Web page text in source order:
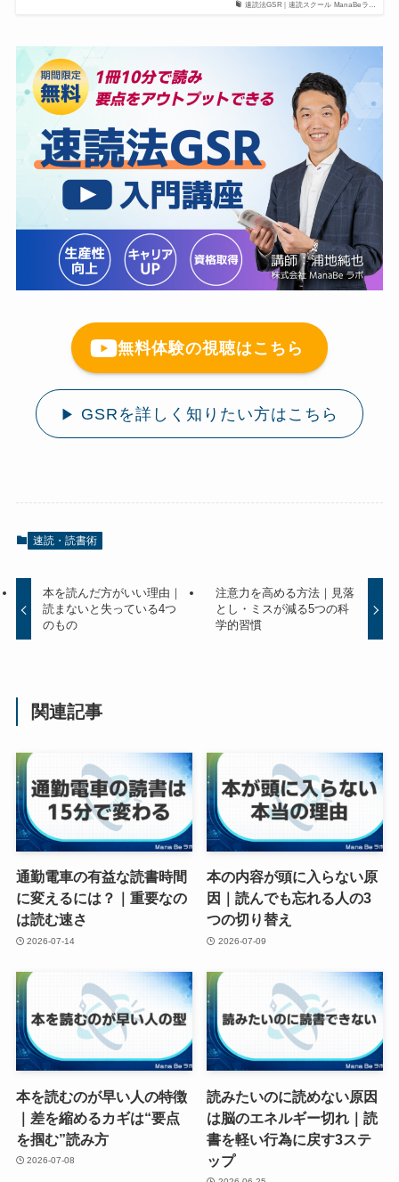
速読法GSR｜速読スクール ManaBeラ…
無料体験の視聴はこちら
▶ GSRを詳しく知りたい方はこちら
速読・読書術
本を読んだ方がいい理由｜
読まないと失っている4つ
のもの
注意力を高める方法｜見落
とし・ミスが減る5つの科
学的習慣
関連記事
通勤電車の有益な読書時間
に変えるには？｜重要なの
は読む速さ
2026-07-14
本の内容が頭に入らない原
因｜読んでも忘れる人の3
つの切り替え
2026-07-09
本を読むのが早い人の特徴
｜差を縮めるカギは“要点
を掴む”読み方
2026-07-08
読みたいのに読めない原因
は脳のエネルギー切れ｜読
書を軽い行為に戻す3ステ
ップ